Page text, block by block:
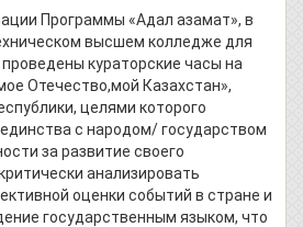
Программы «Адал азамат», в
высшем колледже для
кураторские часы на
Отечество,мой Казахстан»,
целями которого
с народом/ государством
за развитие своего
анализировать
оценки событий в стране и
государственным языком, что